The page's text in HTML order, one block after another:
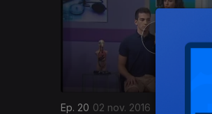
Ep. 20 02 nov. 2016